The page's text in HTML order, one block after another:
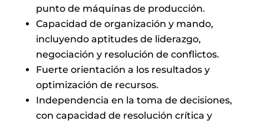
punto de máquinas de producción.
Capacidad de organización y mando,
incluyendo aptitudes de liderazgo,
negociación y resolución de conflictos.
Fuerte orientación a los resultados y
optimización de recursos.
Independencia en la toma de decisiones,
con capacidad de resolución crítica y